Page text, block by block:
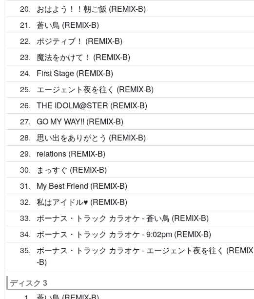
20
おはよう！！朝ご飯 (REMIX-B)
21
蒼い鳥 (REMIX-B)
22
ポジティブ！ (REMIX-B)
23
魔法をかけて！ (REMIX-B)
24
First Stage (REMIX-B)
25
エージェント夜を往く (REMIX-B)
26
THE IDOLM@STER (REMIX-B)
27
GO MY WAY!! (REMIX-B)
28
思い出をありがとう (REMIX-B)
29
relations (REMIX-B)
30
まっすぐ (REMIX-B)
31
My Best Friend (REMIX-B)
32
私はアイドル♥ (REMIX-B)
33
ボーナス・トラック カラオケ - 蒼い鳥 (REMIX-B)
34
ボーナス・トラック カラオケ - 9:02pm (REMIX-B)
35
ボーナス・トラック カラオケ - エージェント夜を往く (REMIX
-B)
ディスク 3